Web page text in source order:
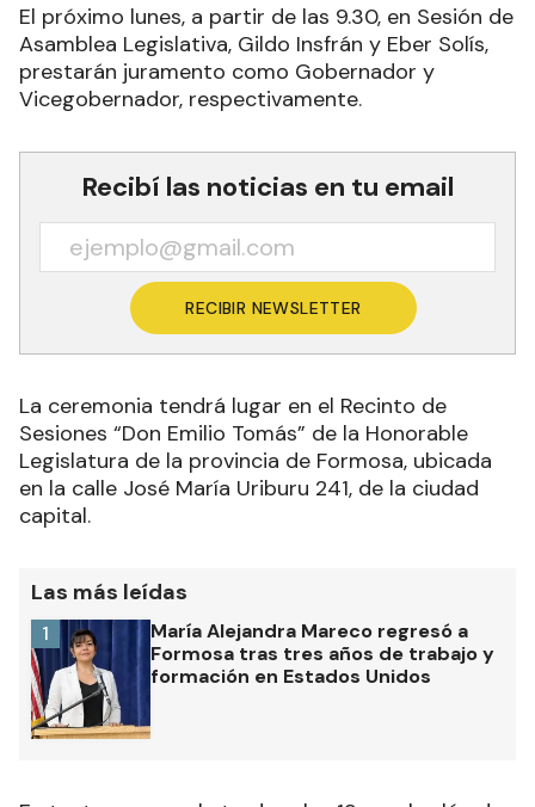
El próximo lunes, a partir de las 9.30, en Sesión de
Asamblea Legislativa, Gildo Insfrán y Eber Solís,
prestarán juramento como Gobernador y
Vicegobernador, respectivamente.
Recibí las noticias en tu email
RECIBIR NEWSLETTER
La ceremonia tendrá lugar en el Recinto de
Sesiones “Don Emilio Tomás” de la Honorable
Legislatura de la provincia de Formosa, ubicada
en la calle José María Uriburu 241, de la ciudad
capital.
Las más leídas
María Alejandra Mareco regresó a
Formosa tras tres años de trabajo y
formación en Estados Unidos
1